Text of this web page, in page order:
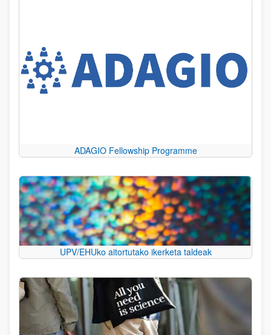
ADAGIO Fellowship Programme
UPV/EHUko aitortutako ikerketa taldeak